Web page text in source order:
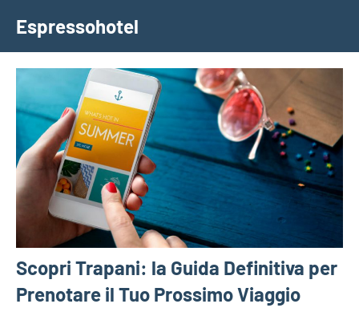
contenuto
Espressohotel
Dove
le
Casa
Scopri Trapani: la Guida Definitiva per
Prenotare il Tuo Prossimo Viaggio